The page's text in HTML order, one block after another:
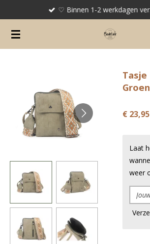
naar
de
♡ Binnen 1-2 werkdagen
Groen
€ 23,95
Laat
weer